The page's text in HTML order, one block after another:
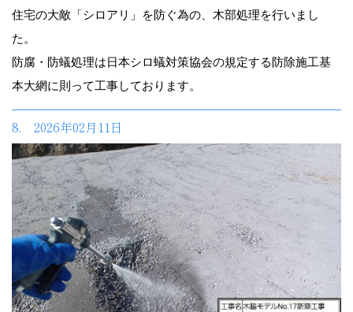
住宅の大敵「シロアリ」を防ぐ為の、木部処理を行いまし
た。
防腐・防蟻処理は日本シロ蟻対策協会の規定する防除施工基
本大網に則って工事しております。
8. 2026年02月11日